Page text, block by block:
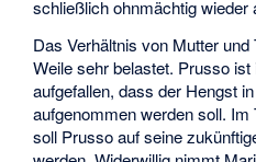
schließlich ohnmächtig wieder
Das Verhältnis von Mutter
Weile sehr belastet. Prusso
aufgefallen, dass der Hengst
aufgenommen werden soll.
soll Prusso auf seine